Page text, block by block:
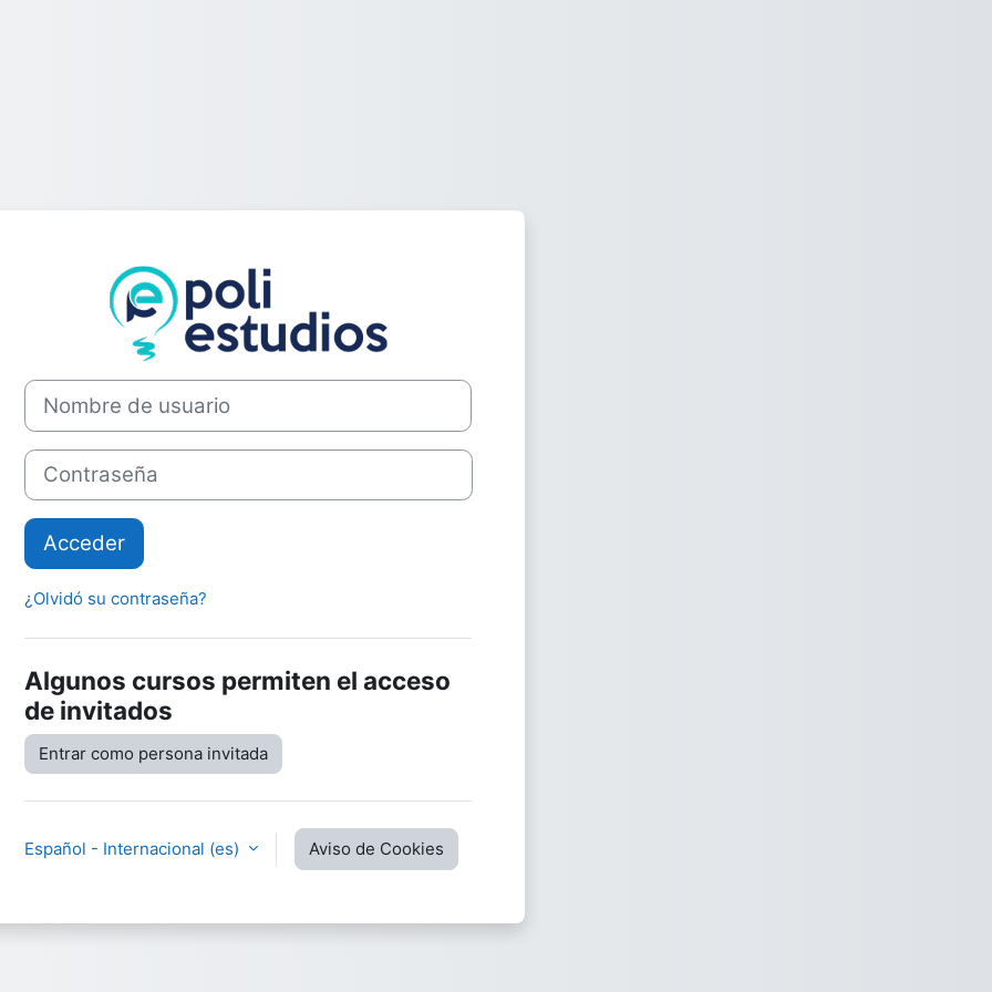
Entrar a Poliestudios
Nombre de usuario
Contraseña
Acceder
¿Olvidó su contraseña?
Algunos cursos permiten el acceso
de invitados
Entrar como persona invitada
Español - Internacional ‎(es)‎ Aviso de Cookies